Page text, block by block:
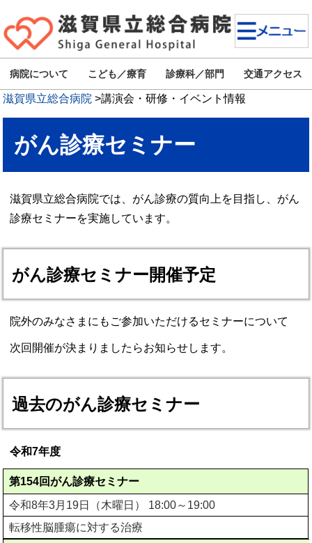
病院について こども／療育 診療科／部門 交通アクセス
滋賀県立総合病院 >講演会・研修・イベント情報
がん診療セミナー
滋賀県立総合病院では、がん診療の質向上を目指し、がん
診療セミナーを実施しています。
がん診療セミナー開催予定
院外のみなさまにもご参加いただけるセミナーについて
次回開催が決まりましたらお知らせします。
過去のがん診療セミナー
令和7年度
第154回がん診療セミナー
令和8年3月19日（木曜日） 18:00～19:00
転移性脳腫瘍に対する治療